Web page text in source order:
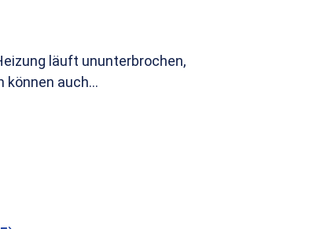
läuft ununterbrochen,
auch...